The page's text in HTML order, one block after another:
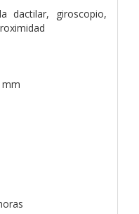
dactilar, giroscopio,
mm